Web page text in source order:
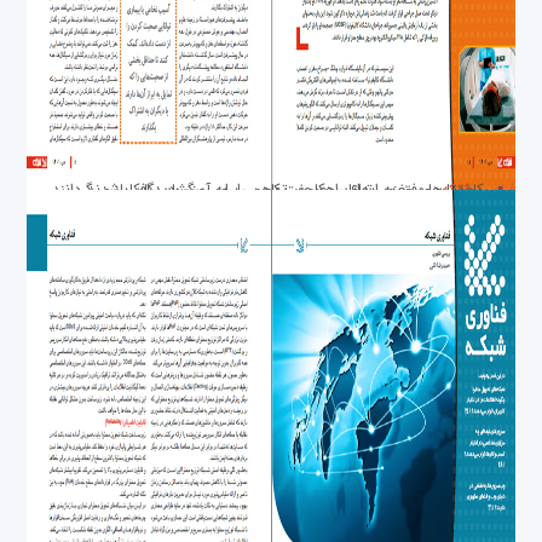
کاشتنی‌های مغزی، توانایی صحبت کردن را به آسیب‌دیدگان باز می‌گردانند
محققان موفق به ابداع راهکار غیرتهاجمی برای رمزگشایی افکار شدند
فناوری شبکه